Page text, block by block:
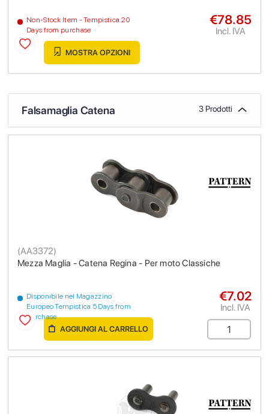
Non-Stock Item - Tempistica 20
Days from purchase
€78.85
Incl. IVA
MOSTRA OPZIONI
Falsamaglia Catena 3 Prodotti
Mezza Maglia - Catena Regina - Per moto Classiche
(AA3372)
Disponibile nel Magazzino
Europeo Tempistica 5 Days from
purchase
€7.02
Incl. IVA
AGGIUNGI AL CARRELLO